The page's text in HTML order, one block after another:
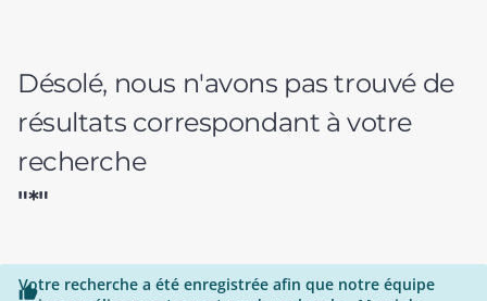
Désolé, nous n'avons pas trouvé de
résultats correspondant à votre
recherche
"*"

Votre recherche a été enregistrée afin que notre équipe